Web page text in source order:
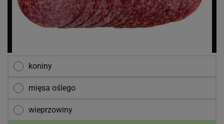
koniny
mięsa oślego
wieprzowiny